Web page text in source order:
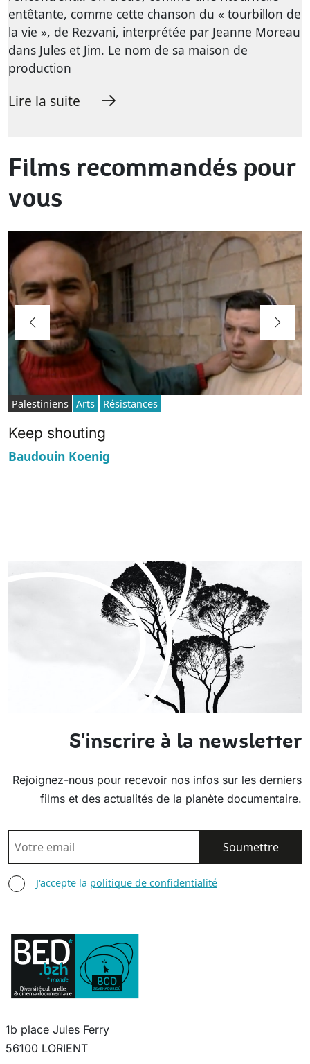
entêtante, comme cette chanson du « tourbillon de
la vie », de Rezvani, interprétée par Jeanne Moreau
dans Jules et Jim. Le nom de sa maison de
production
Lire la suite
Films recommandés pour
vous
Palestiniens Arts Résistances
Keep shouting
Baudouin Koenig
S'inscrire à la newsletter
Rejoignez-nous pour recevoir nos infos sur les derniers
films et des actualités de la planète documentaire.
EMAIL
AGREE TERMS
J'accepte la politique de confidentialité
1b place Jules Ferry
56100 LORIENT